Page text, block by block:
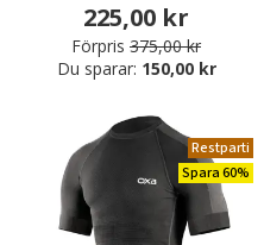
225,00 kr
Förpris 375,00 kr
Du sparar: 150,00 kr
Restparti
Spara 60%